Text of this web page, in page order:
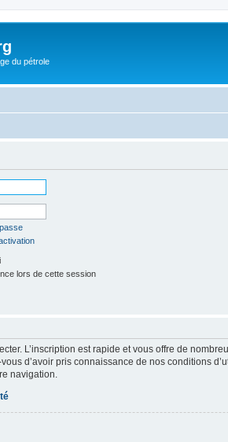
du pétrole
lors de cette session
L’inscription est rapide et vous offre de
d’avoir pris connaissance de nos conditions
navigation.